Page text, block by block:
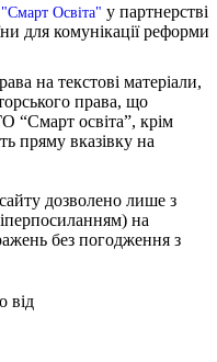
Освіта" у партнерстві
для комунікації реформи
на текстові матеріали,
права, що
“Смарт освіта”, крім
пряму вказівку на
дозволено лише з
на
без погодження з
від